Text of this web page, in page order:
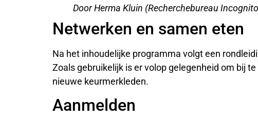
Door Herma Kluin (Recherchebureau
Netwerken en samen eten
Na het inhoudelijke programma volgt een
Zoals gebruikelijk is er volop gelegenheid om bij
nieuwe keurmerkleden.
Aanmelden